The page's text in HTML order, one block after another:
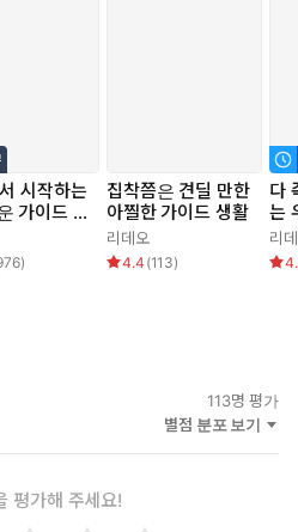
시작하는
가이드 생
)
집착쯤은 견딜 만한
아찔한 가이드 생활
리데오
4.4 (113)
다
는
생
리
113명 평가
별점 분포 보기
평가해 주세요!